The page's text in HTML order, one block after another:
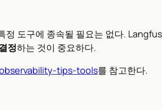
정 도구에 종속될 필요는 없다.
정하는 것이 중요하다.
tips-tools를 참고한다.